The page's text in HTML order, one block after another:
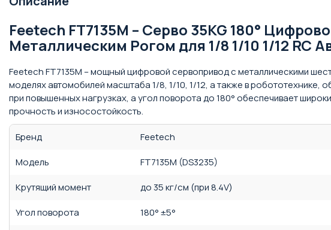
Feetech FT7135M – Серво 35KG 180°
Металлическим Рогом для 1/8 1/10 1/12 RC
Feetech FT7135M – мощный цифровой сервопривод с металлическими
моделях автомобилей масштаба 1/8, 1/10, 1/12, а также в
при повышенных нагрузках, а угол поворота до 180° обеспечивает
прочность и износостойкость.
Бренд
Feetech
Модель
FT7135M (DS3235)
Крутящий момент
до 35 кг/см (при 8.4V)
Угол поворота
180° ±5°